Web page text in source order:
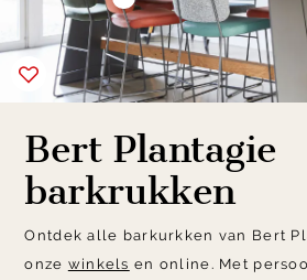
Bert Plantagie
barkrukken
Ontdek alle barkurkken van Bert
onze winkels en online. Met